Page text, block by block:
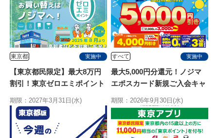
東京都 実施中
【東京都民限定】最大8万円
割引！東京ゼロエミポイント
はノジマ！エアコン拡充開
始！
期限：2027年3月31日(水)
すべて 実施中
最大5,000円分還元！ノジマ
エポスカード新規ご入会キャ
ンペーン
期限：2026年9月30日(水)